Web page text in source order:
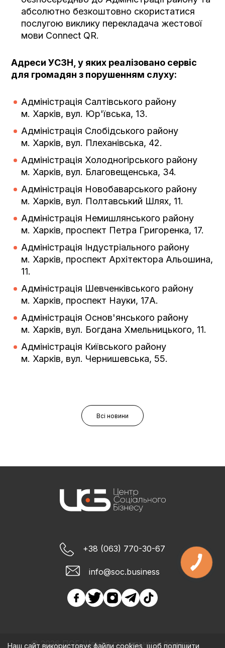
абсолютно безкоштовно скористатися
послугою виклику перекладача жестової
мови Connect QR.
Адреси УСЗН, у яких реалізовано сервіс
для громадян з порушенням слуху:
Адміністрація Салтівського району
м. Харків, вул. Юр'ївська, 13.
Адміністрація Слобідського району
м. Харків, вул. Плеханівська, 42.
Адміністрація Холодногірського району
м. Харків, вул. Благовещенська, 34.
Адміністрація Новобаварського району
м. Харків, вул. Полтавський Шлях, 11.
Адміністрація Немишлянського району
м. Харків, проспект Петра Григоренка, 17.
Адміністрація Індустріального району
м. Харків, проспект Архітектора Альошина,
11.
Адміністрація Шевченківського району
м. Харків, проспект Науки, 17А.
Адміністрація Основ'янського району
м. Харків, вул. Богдана Хмельницького, 11.
Адміністрація Київського району
м. Харків, вул. Чернишевська, 55.
Всі новини
+38 (063) 770-30-67
info@soc.business
© 2026 ПОГ 'Центр соціального бізнесу'
Наш сайт використовує файли cookies, щоб поліпшити